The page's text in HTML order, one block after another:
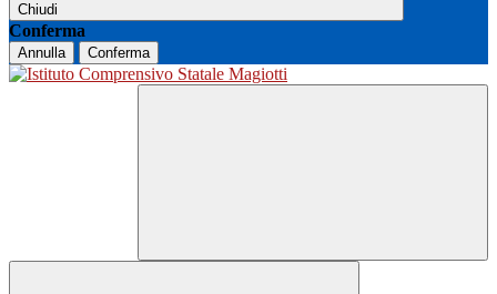
Chiudi
Conferma
Annulla Conferma